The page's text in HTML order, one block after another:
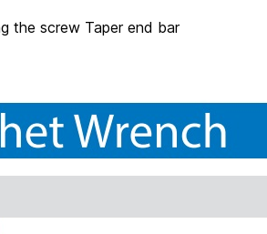
the screw Taper end bar